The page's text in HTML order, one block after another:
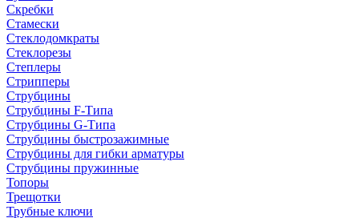
Скребки
Стамески
Стеклодомкраты
Стеклорезы
Степлеры
Стрипперы
Струбцины
Струбцины F-Типа
Струбцины G-Типа
Струбцины быстрозажимные
Струбцины для гибки арматуры
Струбцины пружинные
Топоры
Трещотки
Трубные ключи